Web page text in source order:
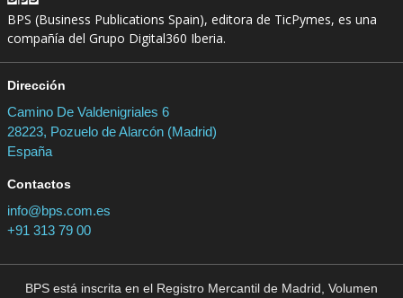
BPS (Business Publications Spain), editora de TicPymes, es una
compañía del Grupo Digital360 Iberia.
Dirección
Camino De Valdenigriales 6
28223, Pozuelo de Alarcón (Madrid)
España
Contactos
info@bps.com.es
+91 313 79 00
BPS está inscrita en el Registro Mercantil de Madrid, Volumen